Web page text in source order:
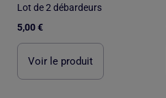
Lot de 2 débardeurs
5,00 €
Voir le produit